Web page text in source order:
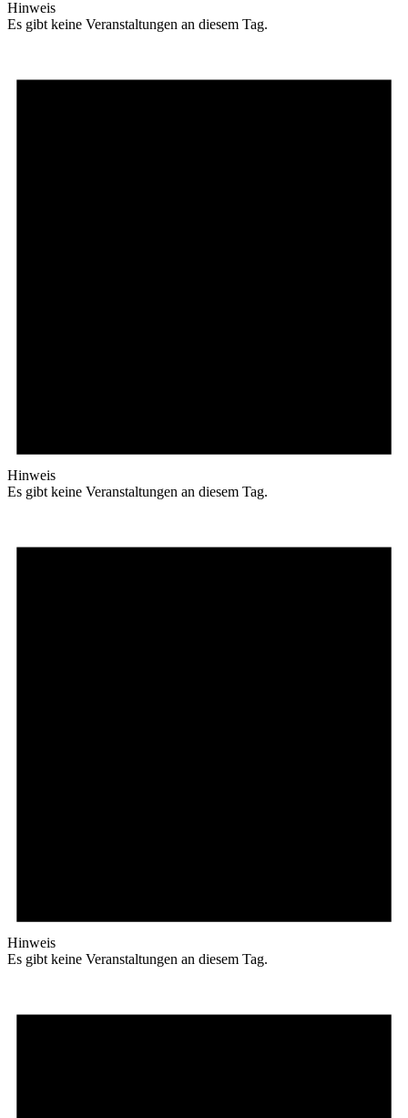
Hinweis
Es gibt keine Veranstaltungen an diesem Tag.
Hinweis
Es gibt keine Veranstaltungen an diesem Tag.
Hinweis
Es gibt keine Veranstaltungen an diesem Tag.